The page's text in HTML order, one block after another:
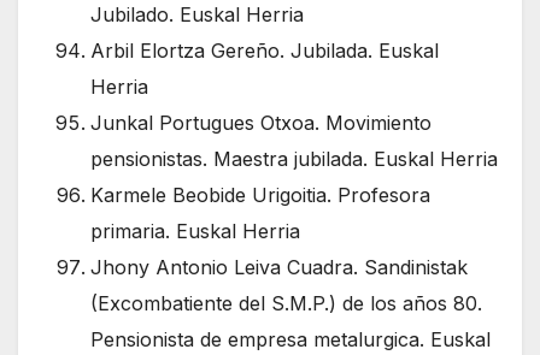
Jubilado. Euskal Herria
Arbil Elortza Gereño. Jubilada. Euskal
Herria
Junkal Portugues Otxoa. Movimiento
pensionistas. Maestra jubilada. Euskal Herria
Karmele Beobide Urigoitia. Profesora
primaria. Euskal Herria
Jhony Antonio Leiva Cuadra. Sandinistak
(Excombatiente del S.M.P.) de los años 80.
Pensionista de empresa metalurgica. Euskal